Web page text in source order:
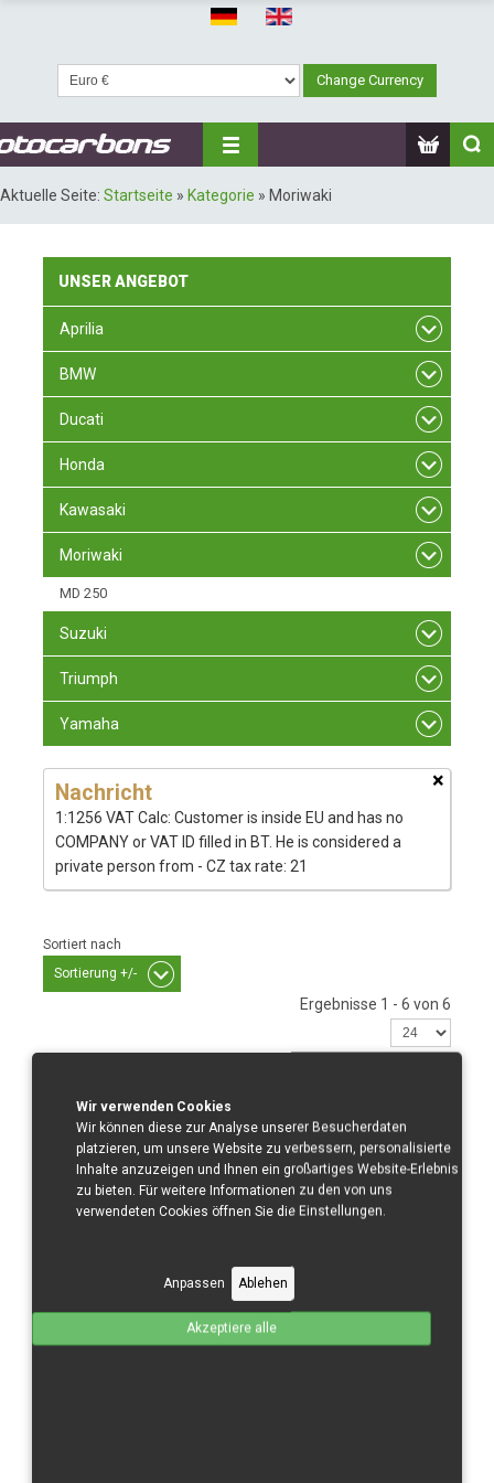
Wir verwenden Cookies
Wir können diese zur Analyse unserer Besucherdaten
platzieren, um unsere Website zu verbessern, personalisierte
Inhalte anzuzeigen und Ihnen ein großartiges Website-Erlebnis
zu bieten. Für weitere Informationen zu den von uns
verwendeten Cookies öffnen Sie die Einstellungen.
Anpassen Ablehen
Akzeptiere alle
Aktuelle Seite: Startseite » Kategorie » Moriwaki
UNSERANGEBOT
Aprilia
BMW
Ducati
Honda
Kawasaki
Moriwaki
MD 250
Suzuki
Triumph
Yamaha
×
Nachricht
1:1256 VAT Calc: Customer is inside EU and has no
COMPANY or VAT ID filled in BT. He is considered a
private person from - CZ tax rate: 21
Sortiert nach
Sortierung +/-
Ergebnisse 1 - 6 von 6
Moriwaki